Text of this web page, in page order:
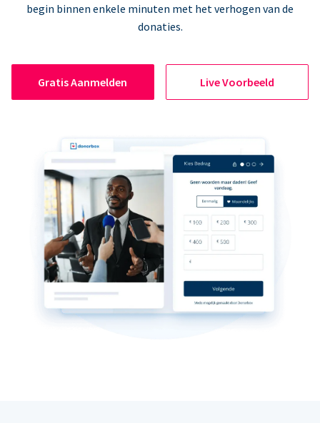
begin binnen enkele minuten met het verhogen van de
donaties.
Gratis Aanmelden Live Voorbeeld